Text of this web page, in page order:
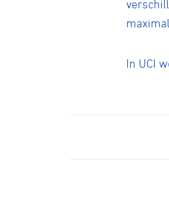
In UCI